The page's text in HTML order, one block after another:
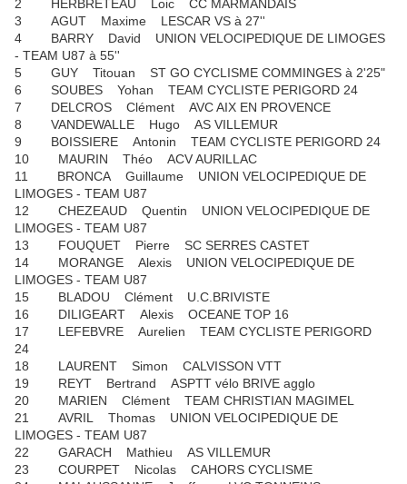
2 HERBRETEAU Loic CC MARMANDAIS
3 AGUT Maxime LESCAR VS à 27''
4 BARRY David UNION VELOCIPEDIQUE DE LIMOGES
- TEAM U87 à 55''
5 GUY Titouan ST GO CYCLISME COMMINGES à 2'25"
6 SOUBES Yohan TEAM CYCLISTE PERIGORD 24
7 DELCROS Clément AVC AIX EN PROVENCE
8 VANDEWALLE Hugo AS VILLEMUR
9 BOISSIERE Antonin TEAM CYCLISTE PERIGORD 24
10 MAURIN Théo ACV AURILLAC
11 BRONCA Guillaume UNION VELOCIPEDIQUE DE
LIMOGES - TEAM U87
12 CHEZEAUD Quentin UNION VELOCIPEDIQUE DE
LIMOGES - TEAM U87
13 FOUQUET Pierre SC SERRES CASTET
14 MORANGE Alexis UNION VELOCIPEDIQUE DE
LIMOGES - TEAM U87
15 BLADOU Clément U.C.BRIVISTE
16 DILIGEART Alexis OCEANE TOP 16
17 LEFEBVRE Aurelien TEAM CYCLISTE PERIGORD
24
18 LAURENT Simon CALVISSON VTT
19 REYT Bertrand ASPTT vélo BRIVE agglo
20 MARIEN Clément TEAM CHRISTIAN MAGIMEL
21 AVRIL Thomas UNION VELOCIPEDIQUE DE
LIMOGES - TEAM U87
22 GARACH Mathieu AS VILLEMUR
23 COURPET Nicolas CAHORS CYCLISME